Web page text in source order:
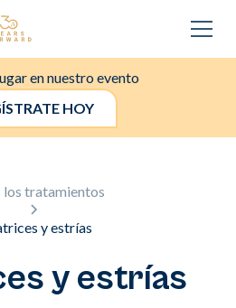
en nuestro evento
HOY
los tratamientos
y estrías
y estrías